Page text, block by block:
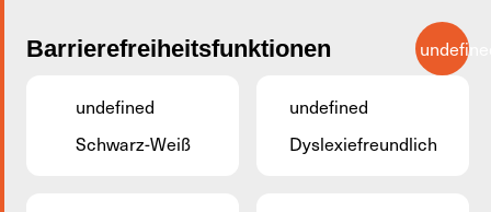
Barrierefreiheitsfunktionen
undefined
Schwarz-Weiß
undefined
Dyslexiefreundlich